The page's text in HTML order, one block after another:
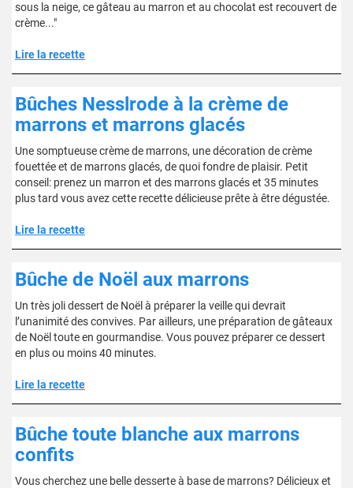
sous la neige, ce gâteau au marron et au chocolat est recouvert de
crème..."
Lire la recette
Bûches Nesslrode à la crème de
marrons et marrons glacés
Une somptueuse crème de marrons, une décoration de crème
fouettée et de marrons glacés, de quoi fondre de plaisir. Petit
conseil: prenez un marron et des marrons glacés et 35 minutes
plus tard vous avez cette recette délicieuse prête à être dégustée.
Lire la recette
Bûche de Noël aux marrons
Un très joli dessert de Noël à préparer la veille qui devrait
l’unanimité des convives. Par ailleurs, une préparation de gâteaux
de Noël toute en gourmandise. Vous pouvez préparer ce dessert
en plus ou moins 40 minutes.
Lire la recette
Bûche toute blanche aux marrons
confits
Vous cherchez une belle desserte à base de marrons? Délicieux et